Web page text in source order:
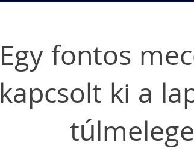
Egy fontos
kapcsolt ki a